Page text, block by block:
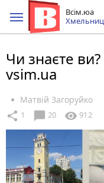
Всім.юа
Чи знаєте
vsim.ua
Матвій Загоруйко
share 1 chat_bubble 20 visibility 912